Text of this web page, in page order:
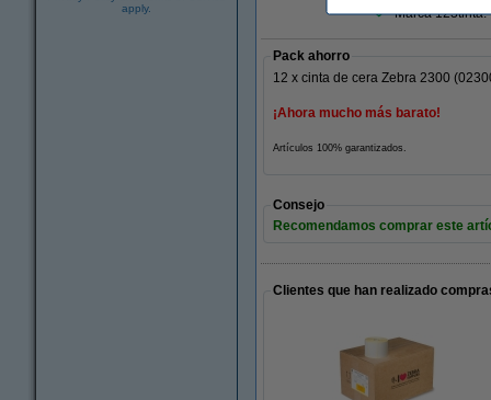
apply.
Marca 123tinta:
Pack ahorro
12 x cinta de cera Zebra 2300
¡Ahora mucho más barato!
Artículos 100% garantizados.
Consejo
Recomendamos comprar este
Clientes que han realizado